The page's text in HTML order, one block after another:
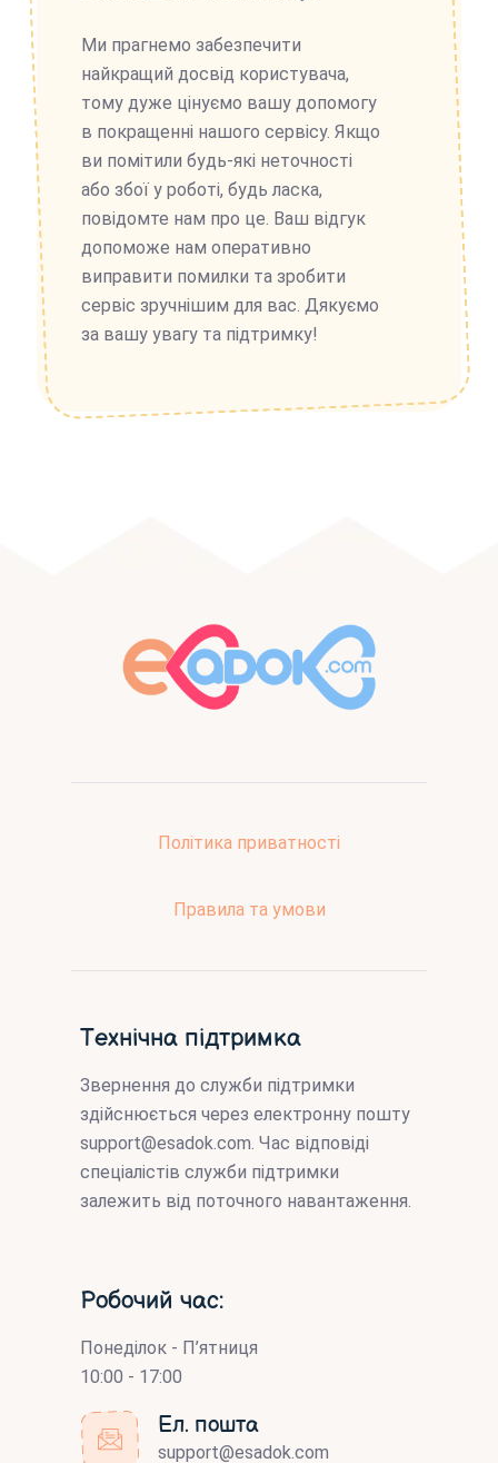
Ми прагнемо забезпечити
найкращий досвід користувача,
тому дуже цінуємо вашу допомогу
в покращенні нашого сервісу. Якщо
ви помітили будь-які неточності
або збої у роботі, будь ласка,
повідомте нам про це. Ваш відгук
допоможе нам оперативно
виправити помилки та зробити
сервіс зручнішим для вас. Дякуємо
за вашу увагу та підтримку!
Політика приватності
Правила та умови
Технічна підтримка
Звернення до служби підтримки
здійснюється через електронну пошту
support@esadok.com . Час відповіді
спеціалістів служби підтримки
залежить від поточного навантаження.
Робочий час:
Понеділок - П’ятниця
10:00 - 17:00
Ел. пошта
support@esadok.com